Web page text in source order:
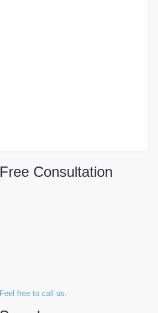
Free Consultation
Feel free to call us.